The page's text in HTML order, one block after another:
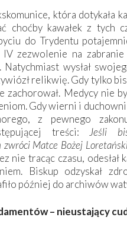
która dotykała
choćby kawałek z tych
do Trydentu
zezwolenie na zabranie
wysłał
relikwię. Gdy tylko
zachorował. Medycy nie
Gdy wierni i
z pewnego
treści:
Jeśli
Matce Bożej
nie tracąc czasu, odesłał
Biskup odzyskał
później do archiwów
– nieustający